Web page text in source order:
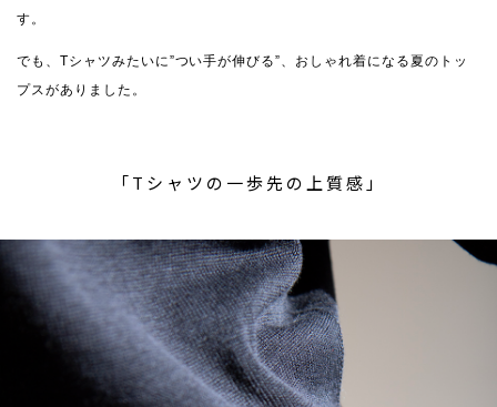
す。
でも、Tシャツみたいに”つい手が伸びる”、おしゃれ着になる夏のトッ
プスがありました。
「Tシャツの一歩先の上質感」